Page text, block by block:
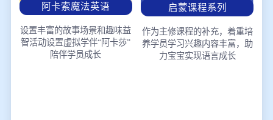
阿卡索魔法英语
设置丰富的故事场景和趣味益
智活动设置虚拟学伴“阿卡莎”
陪伴学员成长
启蒙课程系列
作为主修课程的补充，着重培
养学员学习兴趣内容丰富，助
力宝宝实现语言成长